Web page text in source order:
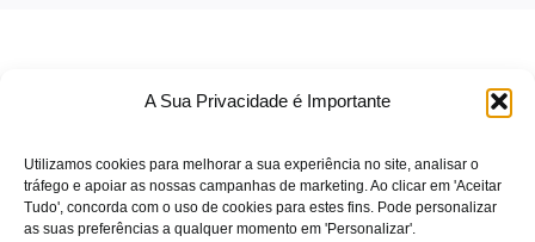
A Sua Privacidade é Importante
Utilizamos cookies para melhorar a sua experiência no site, analisar o
tráfego e apoiar as nossas campanhas de marketing. Ao clicar em 'Aceitar
Tudo', concorda com o uso de cookies para estes fins. Pode personalizar
as suas preferências a qualquer momento em 'Personalizar'.
TERMOS DE SERVIÇO